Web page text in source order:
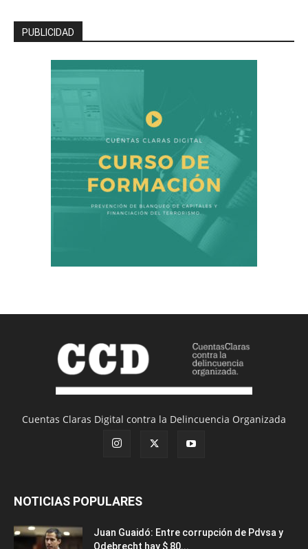
PUBLICIDAD
Cuentas Claras Digital contra la Delincuencia Organizada
NOTICIAS POPULARES
Juan Guaidó: Entre corrupción de Pdvsa y
Odebrecht hay $ 80...